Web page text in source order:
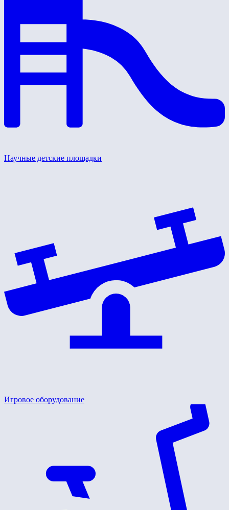
Научные детские площадки
Игровое оборудование